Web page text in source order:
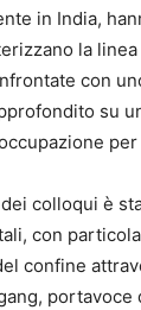
in India,
la
con
su
colloqui è
con
confine